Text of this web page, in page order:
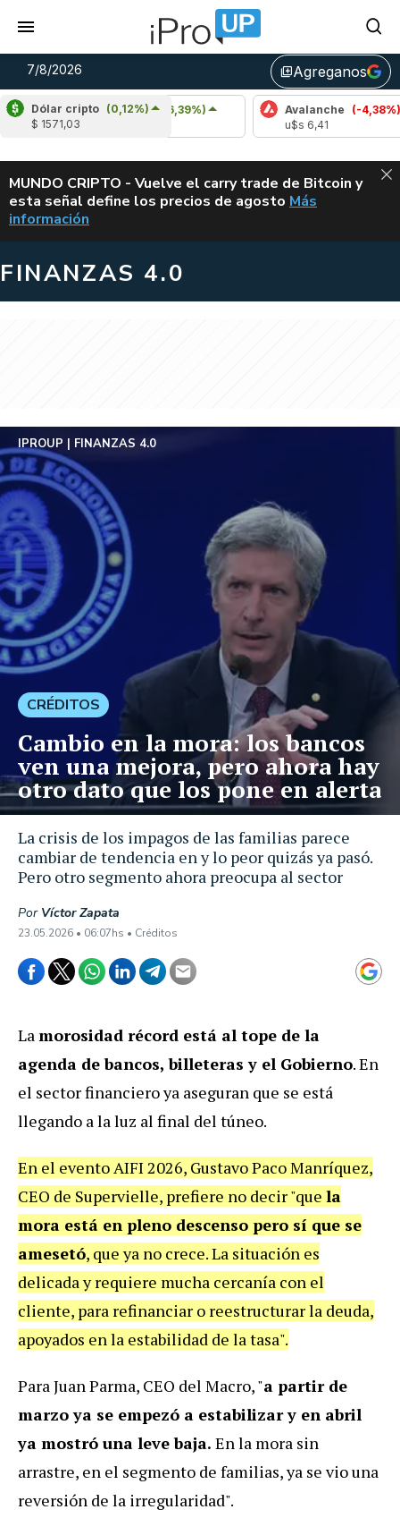
7/8/2026 library_addAgreganos
Dólar cripto (0,12%)
$ 1571,03
Cardano
(6,39%)
u$s 0,20
Avalanche (-4,38%)
ALERTA
MUNDO CRIPTO - Vuelve el carry trade de Bitcoin y
esta señal define los precios de agosto VUELVE EL
Más
información
FINANZAS 4.0
La crisis de los impagos de las familias parece
cambiar de tendencia en y lo peor quizás ya pasó.
Pero otro segmento ahora preocupa al sector
IPROUP FINANZAS 4.0
Por Víctor Zapata
23.05.2026 • 06:07hs • Créditos
CRÉDITOS
Cambio en la mora: los bancos
ven una mejora, pero ahora hay
otro dato que los pone en alerta
Lamorosidad récord está al tope de la
agenda de bancos, billeteras y el Gobierno. En
el sector financiero ya aseguran que se está
llegando a la luz al final del túneo.
En el eventoAIFI 2026, Gustavo Paco Manríquez,
CEO de Supervielle, prefiere no decir "que la
mora está en pleno descenso pero sí que se
amesetó, que ya no crece. La situación es
delicada y requiere mucha cercanía con el
cliente, para refinanciar o reestructurar la deuda,
apoyados en la estabilidad de la tasa".
Para Juan Parma, CEO del Macro, "a partir de
marzo ya se empezó a estabilizar y en abril
ya mostró una leve baja. En la mora sin
arrastre, en el segmento de familias, ya se vio una
reversión de la irregularidad".